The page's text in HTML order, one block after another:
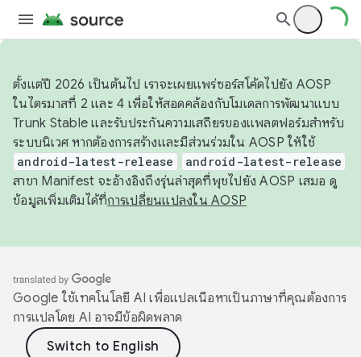
ตั้งแต่ปี 2026 เป็นต้นไป เราจะเผยแพร่ซอร์สโค้ดไปยัง AOSP
ในไตรมาสที่ 2 และ 4 เพื่อให้สอดคล้องกับโมเดลการพัฒนาแบบ
Trunk Stable และรับประกันความเสถียรของแพลตฟอร์มสำหรับ
ระบบนิเวศ หากต้องการสร้างและมีส่วนร่วมใน AOSP ให้ใช้
android-latest-release android-latest-release
สาขา Manifest จะอ้างอิงถึงรุ่นล่าสุดที่พุชไปยัง AOSP เสมอ ดู
ข้อมูลเพิ่มเติมได้ที่การเปลี่ยนแปลงใน AOSP
Google ใช้เทคโนโลยี AI เพื่อแปลเนื้อหาเป็นภาษาที่คุณต้องการ
การแปลโดย AI อาจมีข้อผิดพลาด